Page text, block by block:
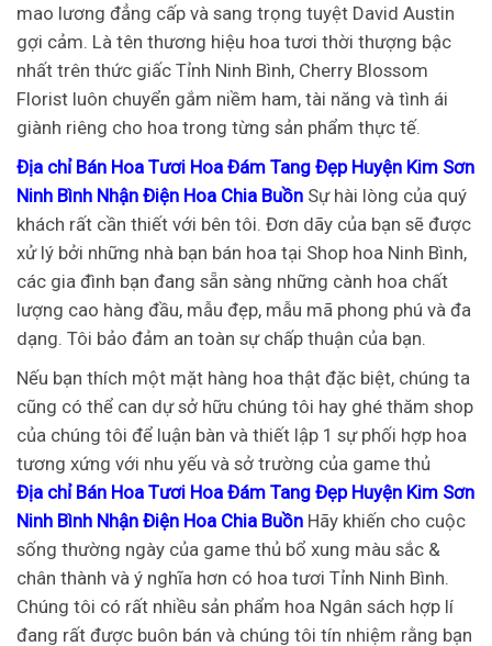
mao lương đẳng cấp và sang trọng tuyệt David Austin
gợi cảm. Là tên thương hiệu hoa tươi thời thượng bậc
nhất trên thức giấc Tỉnh Ninh Bình, Cherry Blossom
Florist luôn chuyển gắm niềm ham, tài năng và tình ái
giành riêng cho hoa trong từng sản phẩm thực tế.
Địa chỉ Bán Hoa Tươi Hoa Đám Tang Đẹp Huyện Kim Sơn
Ninh Bình Nhận Điện Hoa Chia Buồn Sự hài lòng của quý
khách rất cần thiết với bên tôi. Đơn dãy của bạn sẽ được
xử lý bởi những nhà bạn bán hoa tại Shop hoa Ninh Bình,
các gia đình bạn đang sẵn sàng những cành hoa chất
lượng cao hàng đầu, mẫu đẹp, mẫu mã phong phú và đa
dạng. Tôi bảo đảm an toàn sự chấp thuận của bạn.
Nếu bạn thích một mặt hàng hoa thật đặc biệt, chúng ta
cũng có thể can dự sở hữu chúng tôi hay ghé thăm shop
của chúng tôi để luận bàn và thiết lập 1 sự phối hợp hoa
tương xứng với nhu yếu và sở trường của game thủ
Địa chỉ Bán Hoa Tươi Hoa Đám Tang Đẹp Huyện Kim Sơn
Ninh Bình Nhận Điện Hoa Chia Buồn Hãy khiến cho cuộc
sống thường ngày của game thủ bổ xung màu sắc &
chân thành và ý nghĩa hơn có hoa tươi Tỉnh Ninh Bình.
Chúng tôi có rất nhiều sản phẩm hoa Ngân sách hợp lí
đang rất được buôn bán và chúng tôi tín nhiệm rằng bạn